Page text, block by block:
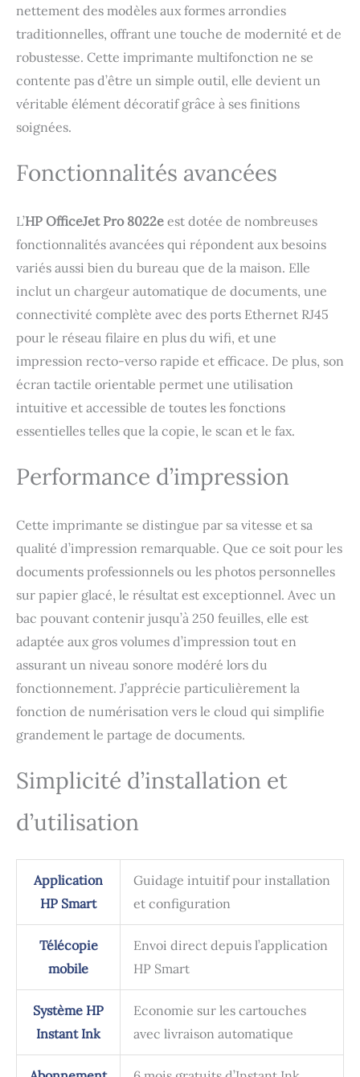
télécopie mobile et de productivité pendant
commerciale HP supplémentaire : Choisissez
HP + lors de la configuration et profitez de 2
ans de garantie commerciale HP et jusqu’à 3
ans de garantie sous réserve d'inscription en
ligne dans les 60 jours qui suivent l’achat de
l’imprima Connectivité totale : smartphone,
Dropbox Impression recto/verso
automatique Faites le choix d'une impression
recyclé Cette imprimante est conçue pour
fonctionner uniquement avec des
cartouches disposant de puces ou de
circuits électroniques HP Authentique et
bloquera les cartouches utilisant des puces
ou des circuits électroniques non HP.
nettement des modèles aux formes arrondies
traditionnelles, offrant une touche de modernité et de
robustesse. Cette imprimante multifonction ne se
contente pas d’être un simple outil, elle devient un
véritable élément décoratif grâce à ses finitions
soignées.
Fonctionnalités avancées
L’HP OfficeJet Pro 8022e est dotée de nombreuses
fonctionnalités avancées qui répondent aux besoins
variés aussi bien du bureau que de la maison. Elle
inclut un chargeur automatique de documents, une
connectivité complète avec des ports Ethernet RJ45
pour le réseau filaire en plus du wifi, et une
impression recto-verso rapide et efficace. De plus, son
écran tactile orientable permet une utilisation
intuitive et accessible de toutes les fonctions
essentielles telles que la copie, le scan et le fax.
Performance d’impression
Cette imprimante se distingue par sa vitesse et sa
qualité d’impression remarquable. Que ce soit pour les
documents professionnels ou les photos personnelles
sur papier glacé, le résultat est exceptionnel. Avec un
bac pouvant contenir jusqu’à 250 feuilles, elle est
adaptée aux gros volumes d’impression tout en
assurant un niveau sonore modéré lors du
fonctionnement. J’apprécie particulièrement la
fonction de numérisation vers le cloud qui simplifie
grandement le partage de documents.
Simplicité d’installation et
d’utilisation
Application
HP Smart
Guidage intuitif pour installation
et configuration
Télécopie
mobile
Envoi direct depuis l’application
HP Smart
Système HP
Instant Ink
Economie sur les cartouches
avec livraison automatique